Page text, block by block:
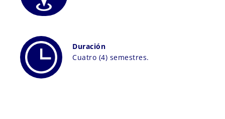
Duración
Cuatro (4) semestres.